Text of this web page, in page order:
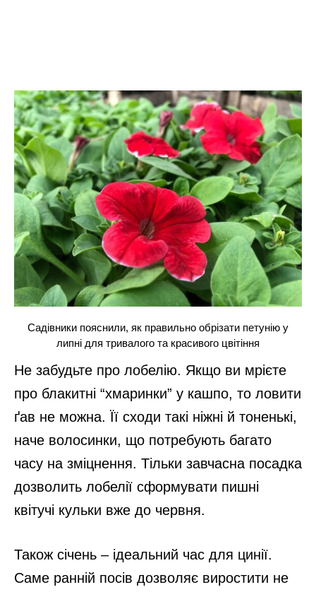
Садівники пояснили, як правильно обрізати петунію у
липні для тривалого та красивого цвітіння
Не забудьте про лобелію. Якщо ви мрієте
про блакитні “хмаринки” у кашпо, то ловити
ґав не можна. Її сходи такі ніжні й тоненькі,
наче волосинки, що потребують багато
часу на зміцнення. Тільки завчасна посадка
дозволить лобелії сформувати пишні
квітучі кульки вже до червня.
Також січень – ідеальний час для цинії.
Саме ранній посів дозволяє виростити не